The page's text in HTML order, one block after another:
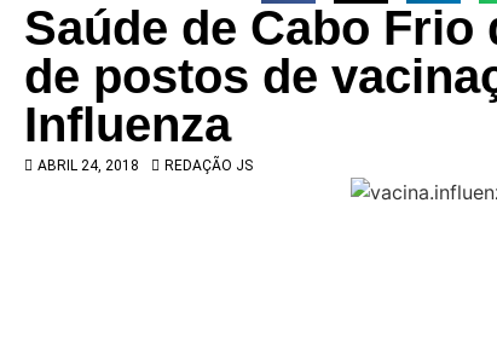
Saúde de Cabo
de postos de
Influenza
ABRIL 24, 2018 REDAÇÃO JS